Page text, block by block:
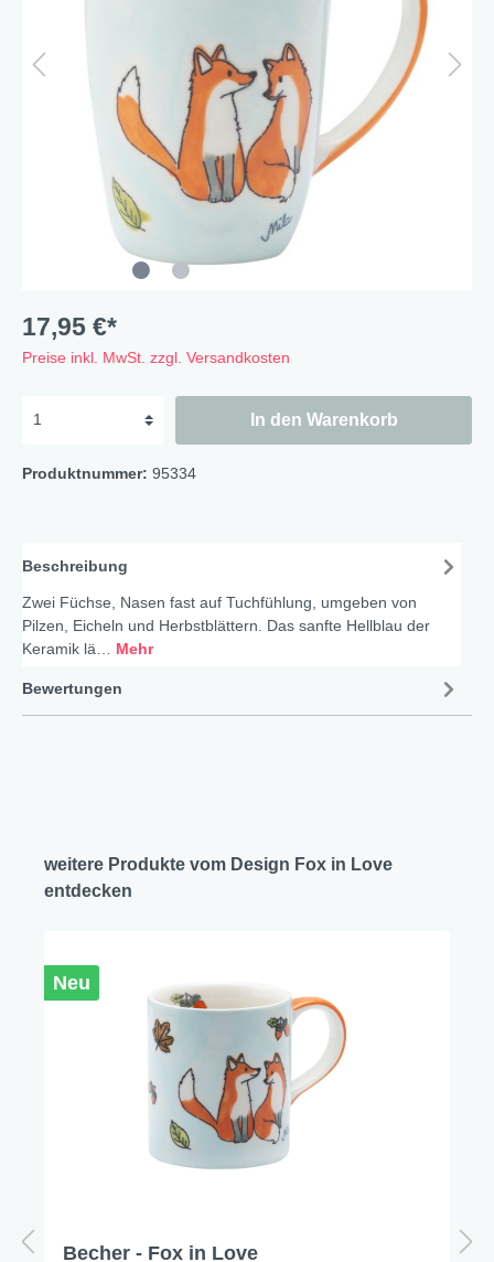
17,95 €*
Preise inkl. MwSt. zzgl. Versandkosten
In den Warenkorb
Produktnummer: 95334
Beschreibung
Zwei Füchse, Nasen fast auf Tuchfühlung, umgeben von
Pilzen, Eicheln und Herbstblättern. Das sanfte Hellblau der
Keramik lä… Mehr
Bewertungen
weitere Produkte vom Design Fox in Love
entdecken
Neu
Becher - Fox in Love